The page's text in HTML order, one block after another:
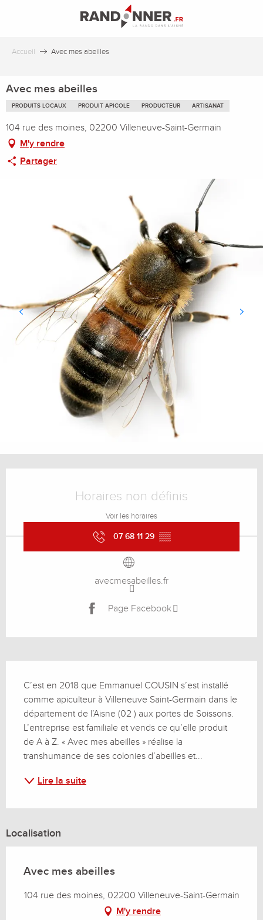
principal
Accueil Avec mes abeilles
Avec mes abeilles
PRODUITS LOCAUX PRODUIT APICOLE PRODUCTEUR ARTISANAT
104 rue des moines, 02200 Villeneuve-Saint-Germain
M'y rendre
Partager
Horaires non définis
Voir les horaires
07 68 11 29 ▒▒
avecmesabeilles.fr
Page Facebook
C’est en 2018 que Emmanuel COUSIN s’est installé
comme apiculteur à Villeneuve Saint-Germain dans le
département de l’Aisne (02 ) aux portes de Soissons.
L’entreprise est familiale et vends ce qu’elle produit
de A à Z. « Avec mes abeilles » réalise la
transhumance de ses colonies d’abeilles et...
Lire la suite
Localisation
Avec mes abeilles
104 rue des moines, 02200 Villeneuve-Saint-Germain
M'y rendre